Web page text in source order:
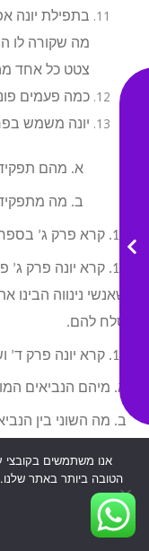
בתפילת יונה
מה שקורה לו
צטט כל אחד
כמה פעמים
יונה משמש
א. מהם
ב. מה
14. קרא פרק ג’ בספר יונה. מהו הנס שנעשה ליונה?
15. קרא יונה פרק
שאנשי נינווה
סלח להם.
16. קרא יונה פרק ד’ ושמות פרק ל”ד
א. מיהם הנביאים
ב. מה השוני בין
ג. קרא יונה ד’ פסוק
נאמרים הפסוקים
אנו משתמשים בקובצי
הטובה ביותר באתר